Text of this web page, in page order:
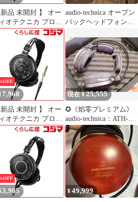
新品 未開封 】 オー
オテクニカ プロフ
ショナルオープン
ックリファレンスヘ
ドホン ［φ3.5mm ミ
プラグ］ ATH-R50x
使用 送料無料
audio-technica オープン
バックヘッドフォン
新品 未開封 】 オー
オテクニカ プロフ
ショナルオープン
ックリファレンスヘ
ドホン ［φ3.5mm ミ
プラグ］ ATH-R30x
使用 送料無料
現在 ¥25,555
✪《焰零プレミアム》
audio-technica：ATH-
R70X ヘッドホン
¥49,999